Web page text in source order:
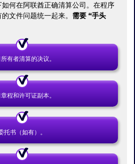
何在阿联酋正确清算公司。在程序
文件问题统一起来。 需要 “手头
有者清算的决议。
程和许可证副本。
托书（如有）。